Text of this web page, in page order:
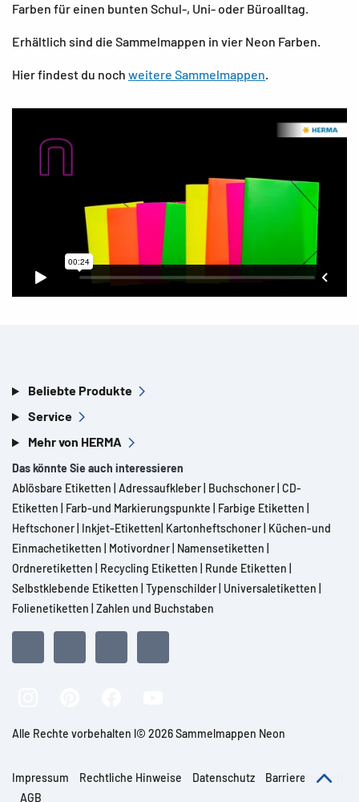
Farben für einen bunten Schul-, Uni- oder Büroalltag.
Erhältlich sind die Sammelmappen in vier Neon Farben.
Hier findest du noch weitere Sammelmappen.
Beliebte Produkte
Service
Mehr von HERMA
Das könnte Sie auch interessieren
Ablösbare Etiketten Adressaufkleber Buchschoner CD-
Etiketten
Farb-und Markierungspunkte Farbige Etiketten
Heftschoner Inkjet-Etiketten Kartonheftschoner Küchen-und
Einmachetiketten
Motivordner Namensetiketten
Ordneretiketten
Recycling Etiketten Runde Etiketten
Selbstklebende Etiketten Typenschilder Universaletiketten
Folienetiketten Zahlen und Buchstaben
Alle Rechte vorbehalten l© 2026 Sammelmappen Neon
Impressum Rechtliche Hinweise Datenschutz
Barrierefreiheit
AGB